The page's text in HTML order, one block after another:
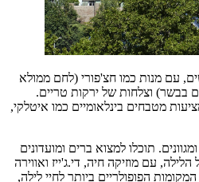
עם מנות כמו חצ'פורי (לחם ממולא
בבשר) וצלחות של ירקות טריים.
מטבחים בינלאומיים כמו איטלקי,
תוכלו למצוא ברים ומועדונים
עם מוזיקה חיה, די.ג'ייז ואווירה
הפופולריים ביותר לחיי לילה,